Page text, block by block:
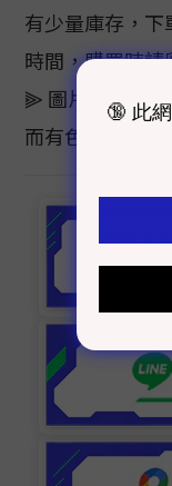
有少量庫存，
時間，購買時
⫸ 圖片顏色僅供
而有色差，顏色